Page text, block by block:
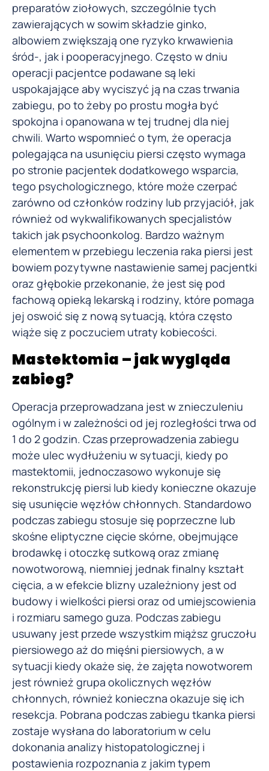
preparatów ziołowych, szczególnie tych
zawierających w sowim składzie ginko,
albowiem zwiększają one ryzyko krwawienia
śród-, jak i pooperacyjnego. Często w dniu
operacji pacjentce podawane są leki
uspokajające aby wyciszyć ją na czas trwania
zabiegu, po to żeby po prostu mogła być
spokojna i opanowana w tej trudnej dla niej
chwili. Warto wspomnieć o tym, że operacja
polegająca na usunięciu piersi często wymaga
po stronie pacjentek dodatkowego wsparcia,
tego psychologicznego, które może czerpać
zarówno od członków rodziny lub przyjaciół, jak
również od wykwalifikowanych specjalistów
takich jak psychoonkolog. Bardzo ważnym
elementem w przebiegu leczenia raka piersi jest
bowiem pozytywne nastawienie samej pacjentki
oraz głębokie przekonanie, że jest się pod
fachową opieką lekarską i rodziny, które pomaga
jej oswoić się z nową sytuacją, która często
wiąże się z poczuciem utraty kobiecości.
Mastektomia – jak wygląda
zabieg?
Operacja przeprowadzana jest w znieczuleniu
ogólnym i w zależności od jej rozległości trwa od
1 do 2 godzin. Czas przeprowadzenia zabiegu
może ulec wydłużeniu w sytuacji, kiedy po
mastektomii, jednoczasowo wykonuje się
rekonstrukcję piersi lub kiedy konieczne okazuje
się usunięcie węzłów chłonnych. Standardowo
podczas zabiegu stosuje się poprzeczne lub
skośne eliptyczne cięcie skórne, obejmujące
brodawkę i otoczkę sutkową oraz zmianę
nowotworową, niemniej jednak finalny kształt
cięcia, a w efekcie blizny uzależniony jest od
budowy i wielkości piersi oraz od umiejscowienia
i rozmiaru samego guza. Podczas zabiegu
usuwany jest przede wszystkim miąższ gruczołu
piersiowego aż do mięśni piersiowych, a w
sytuacji kiedy okaże się, że zajęta nowotworem
jest również grupa okolicznych węzłów
chłonnych, również konieczna okazuje się ich
resekcja. Pobrana podczas zabiegu tkanka piersi
zostaje wysłana do laboratorium w celu
dokonania analizy histopatologicznej i
postawienia rozpoznania z jakim typem